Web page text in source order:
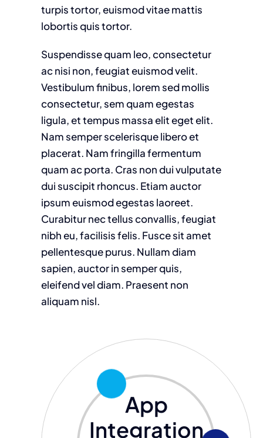
turpis tortor, euismod vitae mattis
lobortis quis tortor.
Suspendisse quam leo, consectetur
ac nisi non, feugiat euismod velit.
Vestibulum finibus, lorem sed mollis
consectetur, sem quam egestas
ligula, et tempus massa elit eget elit.
Nam semper scelerisque libero et
placerat. Nam fringilla fermentum
quam ac porta. Cras non dui vulputate
dui suscipit rhoncus. Etiam auctor
ipsum euismod egestas laoreet.
Curabitur nec tellus convallis, feugiat
nibh eu, facilisis felis. Fusce sit amet
pellentesque purus. Nullam diam
sapien, auctor in semper quis,
eleifend vel diam. Praesent non
aliquam nisl.
App
Integration